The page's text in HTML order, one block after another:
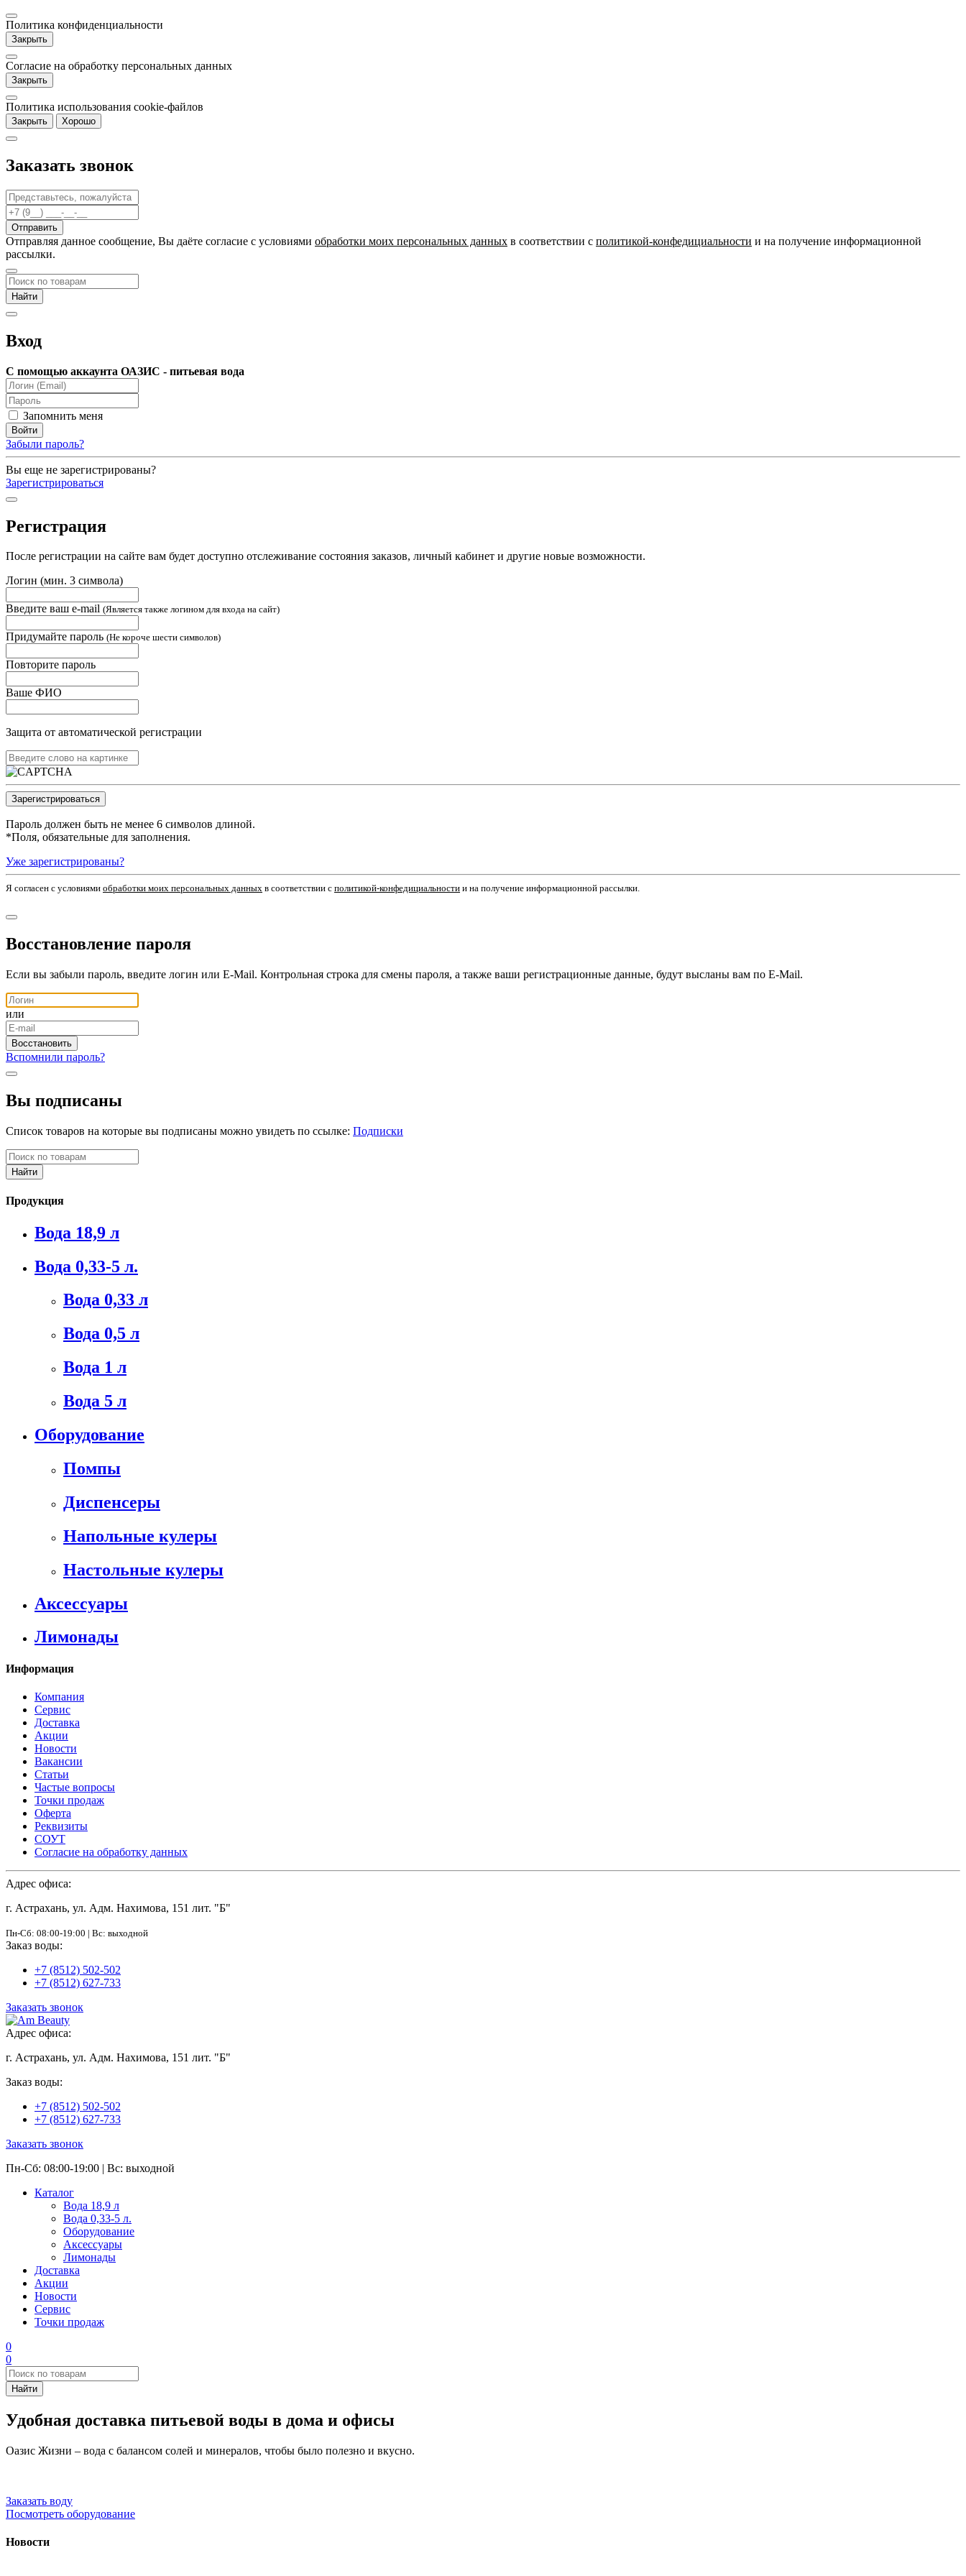
Политика конфиденциальности
Закрыть
Согласие на обработку персональных данных
Закрыть
Политика использования cookie-файлов
Закрыть Хорошо
Заказать звонок
Отправляя данное сообщение, Вы даёте согласие c условиями обработки моих персональных данных в соответствии с политикой-конфедициальности и на получение информационной
рассылки.
Вход
С помощью аккаунта ОАЗИС - питьевая вода
Запомнить меня
Забыли пароль?
Вы еще не зарегистрированы?
Зарегистрироваться
Регистрация
После регистрации на сайте вам будет доступно отслеживание состояния заказов, личный кабинет и другие новые возможности.
Логин (мин. 3 символа)
Введите ваш e-mail (Является также логином для входа на сайт)
Придумайте пароль (Не короче шести символов)
Повторите пароль
Ваше ФИО
Защита от автоматической регистрации
Пароль должен быть не менее 6 символов длиной.
*Поля, обязательные для заполнения.
Уже зарегистрированы?
Я согласен c условиями обработки моих персональных данных в соответствии с политикой-конфедициальности и на получение информационной рассылки.
Восстановление пароля
Если вы забыли пароль, введите логин или E-Mail. Контрольная строка для смены пароля, а также ваши регистрационные данные, будут высланы вам по E-Mail.
или
Вспомнили пароль?
Вы подписаны
Список товаров на которые вы подписаны можно увидеть по ссылке: Подписки
Продукция
Вода 18,9 л
Вода 0,33-5 л.
Вода 0,33 л
Вода 0,5 л
Вода 1 л
Вода 5 л
Оборудование
Помпы
Диспенсеры
Напольные кулеры
Настольные кулеры
Аксессуары
Лимонады
Информация
Компания
Сервис
Доставка
Акции
Новости
Вакансии
Статьи
Частые вопросы
Точки продаж
Оферта
Реквизиты
СОУТ
Согласие на обработку данных
Адрес офиса:
г. Астрахань, ул. Адм. Нахимова, 151 лит. "Б"
Пн-Сб: 08:00-19:00 | Вс: выходной
Заказ воды:
+7 (8512) 502-502
+7 (8512) 627-733
Заказать звонок
Адрес офиса:
г. Астрахань, ул. Адм. Нахимова, 151 лит. "Б"
Заказ воды:
+7 (8512) 502-502
+7 (8512) 627-733
Заказать звонок
Пн-Сб: 08:00-19:00 | Вс: выходной
Каталог
Вода 18,9 л
Вода 0,33-5 л.
Оборудование
Аксессуары
Лимонады
Доставка
Акции
Новости
Сервис
Точки продаж
0
0
Удобная доставка питьевой воды в дома и офисы
Оазис Жизни – вода с балансом солей и минералов, чтобы было полезно и вкусно.
Заказать воду
Посмотреть оборудование
Новости